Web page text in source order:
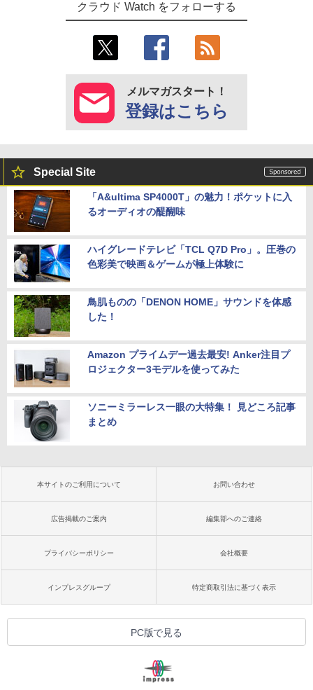
クラウド Watch をフォローする
メルマガスタート！
登録はこちら
Special Site
「A&ultima SP4000T」の魅力！ポケットに入
るオーディオの醍醐味
ハイグレードテレビ「TCL Q7D Pro」。圧巻の
色彩美で映画＆ゲームが極上体験に
鳥肌ものの「DENON HOME」サウンドを体感
した！
Amazon プライムデー過去最安! Anker注目プ
ロジェクター3モデルを使ってみた
ソニーミラーレス一眼の大特集！ 見どころ記事
まとめ
本サイトのご利用について お問い合わせ
広告掲載のご案内 編集部へのご連絡
プライバシーポリシー 会社概要
インプレスグループ 特定商取引法に基づく表示
PC版で見る